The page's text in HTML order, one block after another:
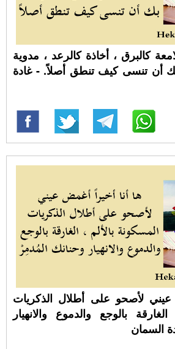
كالبرق ، أخاذة كالرعد ، مدوية
أن تنسى كيف تنطق أصلاً. - غادة
عيني لأصحو على أطلال الذكريات
بالوجع والدموع والانهيار
السمان